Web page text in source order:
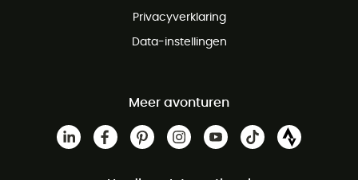
Privacyverklaring
Data-instellingen
Meer avonturen